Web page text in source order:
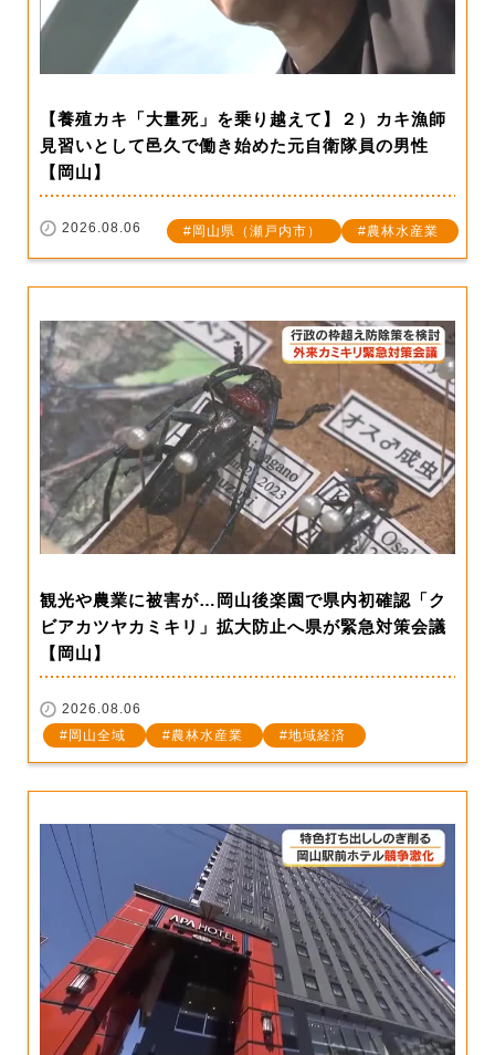
【養殖カキ「大量死」を乗り越えて】２）カキ漁師
見習いとして邑久で働き始めた元自衛隊員の男性
【岡山】
2026.08.06 岡山県（瀬戸内市） 農林水産業
観光や農業に被害が…岡山後楽園で県内初確認「ク
ビアカツヤカミキリ」拡大防止へ県が緊急対策会議
【岡山】
2026.08.06
岡山全域
農林水産業 地域経済